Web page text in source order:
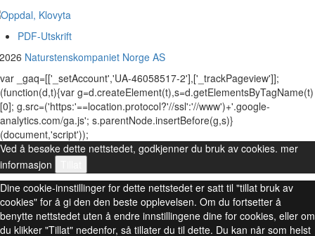
PDF-Utskrift
Naturstenskompaniet Norge AS
var _gaq=[['_setAccount','UA-46058517-2'],['_trackPageview']];
(function(d,t){var g=d.createElement(t),s=d.getElementsByTagName(t)
[0]; g.src=('https:'==location.protocol?'//ssl':'//www')+'.google-
analytics.com/ga.js'; s.parentNode.insertBefore(g,s)}
(document,'script'));
Ved å besøke dette nettstedet, godkjenner du bruk av cookies. mer
informasjon
Dine cookie-innstillinger for dette nettstedet er satt til "tillat bruk av
cookies" for å gi den den beste opplevelsen. Om du fortsetter å
benytte nettstedet uten å endre innstillingene dine for cookies, eller om
du klikker "Tillat" nedenfor, så tillater du til dette. Du kan når som helst